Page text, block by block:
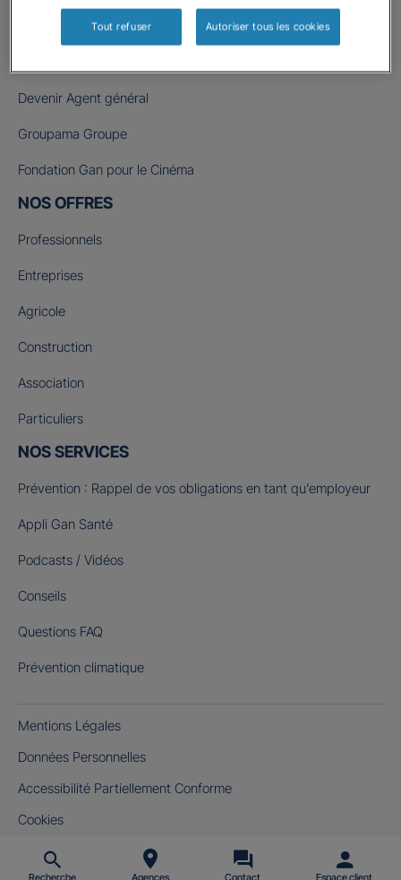
Recherche Agences Contact Espace client
Qui sommes nous ?
Devenir Agent général
Groupama Groupe
Fondation Gan pour le Cinéma
NOS OFFRES
Professionnels
Entreprises
Agricole
Construction
Association
Particuliers
NOS SERVICES
Prévention : Rappel de vos obligations en tant qu’employeur
Appli Gan Santé
Podcasts / Vidéos
Conseils
Questions FAQ
Prévention climatique
Mentions Légales
Données Personnelles
Accessibilité Partiellement Conforme
Cookies
Gérer mes cookies
Tout refuser Autoriser tous les cookies